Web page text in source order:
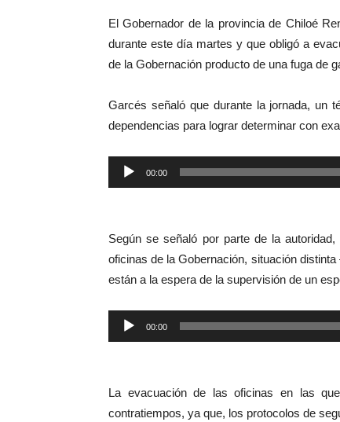
El Gobernador de la provincia de Chiloé
durante este día martes y que obligó a
de la Gobernación producto de una fuga de
Garcés señaló que durante la jornada, un
dependencias para lograr determinar con
Reproductor
de
00:00
Según se señaló por parte de la
oficinas de la Gobernación, situación
están a la espera de la supervisión de un
Reproductor
de
00:00
La evacuación de las oficinas en las
contratiempos, ya que, los protocolos de